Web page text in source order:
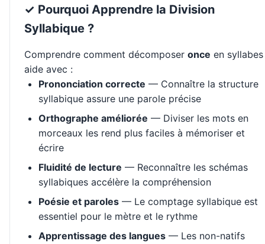
✓ Pourquoi Apprendre la Division
Syllabique ?
Comprendre comment décomposer once en syllabes
aide avec :
Prononciation correcte — Connaître la structure
syllabique assure une parole précise
Orthographe améliorée — Diviser les mots en
morceaux les rend plus faciles à mémoriser et
écrire
Fluidité de lecture — Reconnaître les schémas
syllabiques accélère la compréhension
Poésie et paroles — Le comptage syllabique est
essentiel pour le mètre et le rythme
Apprentissage des langues — Les non-natifs